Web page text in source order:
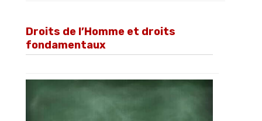
Droits de l’Homme et droits
fondamentaux